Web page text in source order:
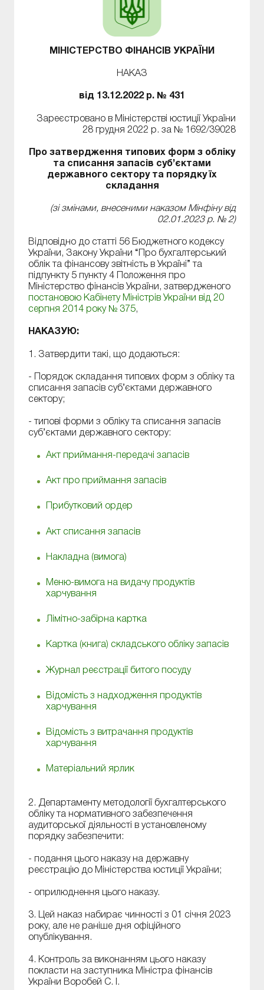
МІНІСТЕРСТВО ФІНАНСІВ УКРАЇНИ
НАКАЗ
від 13.12.2022 р. № 431
Зареєстровано в Міністерстві юстиції України
28 грудня 2022 р. за № 1692/39028
Про затвердження типових форм з обліку
та списання запасів суб’єктами
державного сектору та порядку їх
складання
(зі змінами, внесеними наказом Мінфіну від
02.01.2023 р. № 2)
Відповідно до статті 56 Бюджетного кодексу
України, Закону України “Про бухгалтерський
облік та фінансову звітність в Україні” та
підпункту 5 пункту 4 Положення про
Міністерство фінансів України, затвердженого
постановою Кабінету Міністрів України від 20
серпня 2014 року № 375,
НАКАЗУЮ:
1. Затвердити такі, що додаються:
- Порядок складання типових форм з обліку та
списання запасів суб’єктами державного
сектору;
- типові форми з обліку та списання запасів
суб’єктами державного сектору:
Акт приймання-передачі запасів
Акт про приймання запасів
Прибутковий ордер
Акт списання запасів
Накладна (вимога)
Меню-вимога на видачу продуктів
харчування
Лімітно-забірна картка
Картка (книга) складського обліку запасів
Журнал реєстрації битого посуду
Відомість з надходження продуктів
харчування
Відомість з витрачання продуктів
харчування
Матеріальний ярлик
2. Департаменту методології бухгалтерського
обліку та нормативного забезпечення
аудиторської діяльності в установленому
порядку забезпечити:
- подання цього наказу на державну
реєстрацію до Міністерства юстиції України;
- оприлюднення цього наказу.
3. Цей наказ набирає чинності з 01 січня 2023
року, але не раніше дня офіційного
опублікування.
4. Контроль за виконанням цього наказу
покласти на заступника Міністра фінансів
України Воробей С. І.